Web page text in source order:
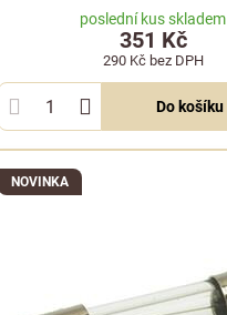
poslední kus skladem
351 Kč
290 Kč bez DPH
Do košíku
NOVINKA